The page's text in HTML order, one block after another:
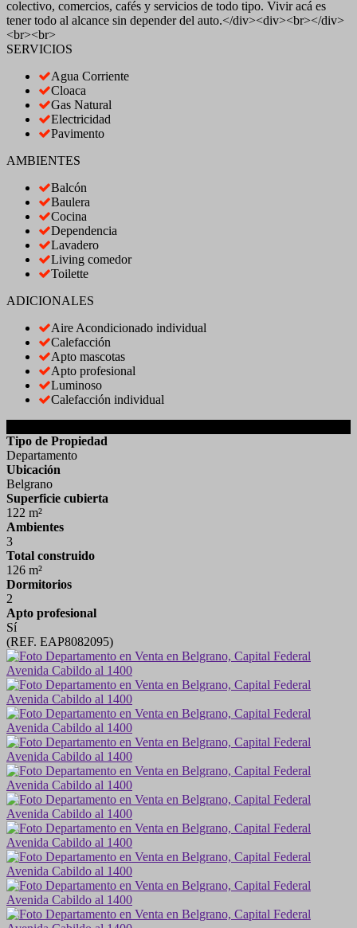
colectivo, comercios, cafés y servicios de todo tipo. Vivir acá es
tener todo al alcance sin depender del auto.</div><div><br></div>
<br><br>
SERVICIOS
Agua Corriente
Cloaca
Gas Natural
Electricidad
Pavimento
AMBIENTES
Balcón
Baulera
Cocina
Dependencia
Lavadero
Living comedor
Toilette
ADICIONALES
Aire Acondicionado individual
Calefacción
Apto mascotas
Apto profesional
Luminoso
Calefacción individual
Tipo de Propiedad
Departamento
Ubicación
Belgrano
Superficie cubierta
122 m²
Ambientes
3
Total construido
126 m²
Dormitorios
2
Apto profesional
Sí
(REF. EAP8082095)